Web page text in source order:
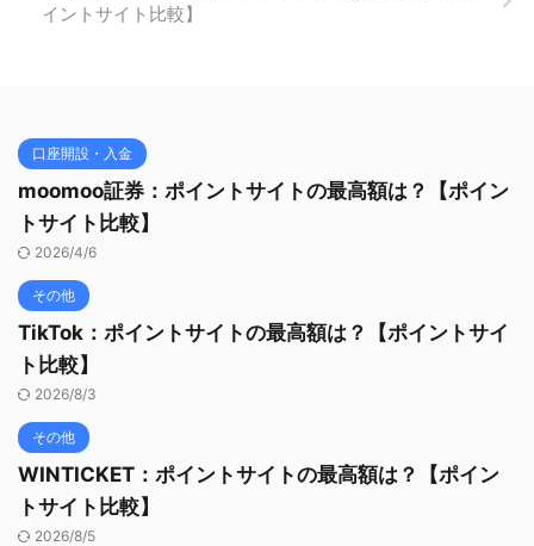
イントサイト比較】
口座開設・入金
moomoo証券：ポイントサイトの最高額は？【ポイン
トサイト比較】
2026/4/6
その他
TikTok：ポイントサイトの最高額は？【ポイントサイ
ト比較】
2026/8/3
その他
WINTICKET：ポイントサイトの最高額は？【ポイン
トサイト比較】
2026/8/5